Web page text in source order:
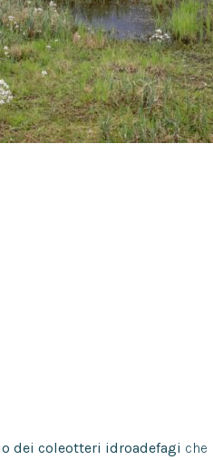
dei coleotteri idroadefagi che